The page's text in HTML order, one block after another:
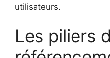
utilisateurs.
Les piliers